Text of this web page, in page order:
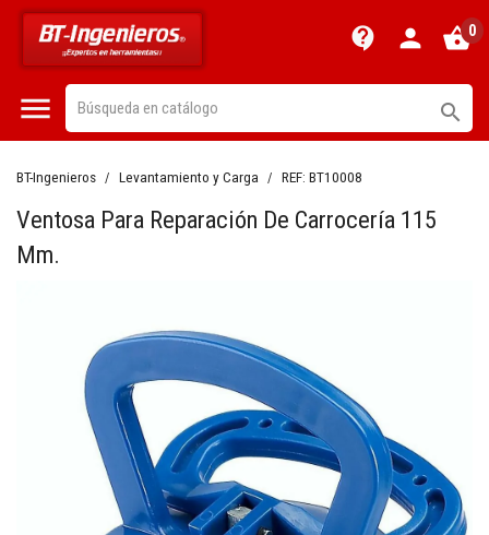
contact_support person shopping_basket0
 
BT-Ingenieros Levantamiento y Carga REF: BT10008
Ventosa Para Reparación De Carrocería 115
Mm.